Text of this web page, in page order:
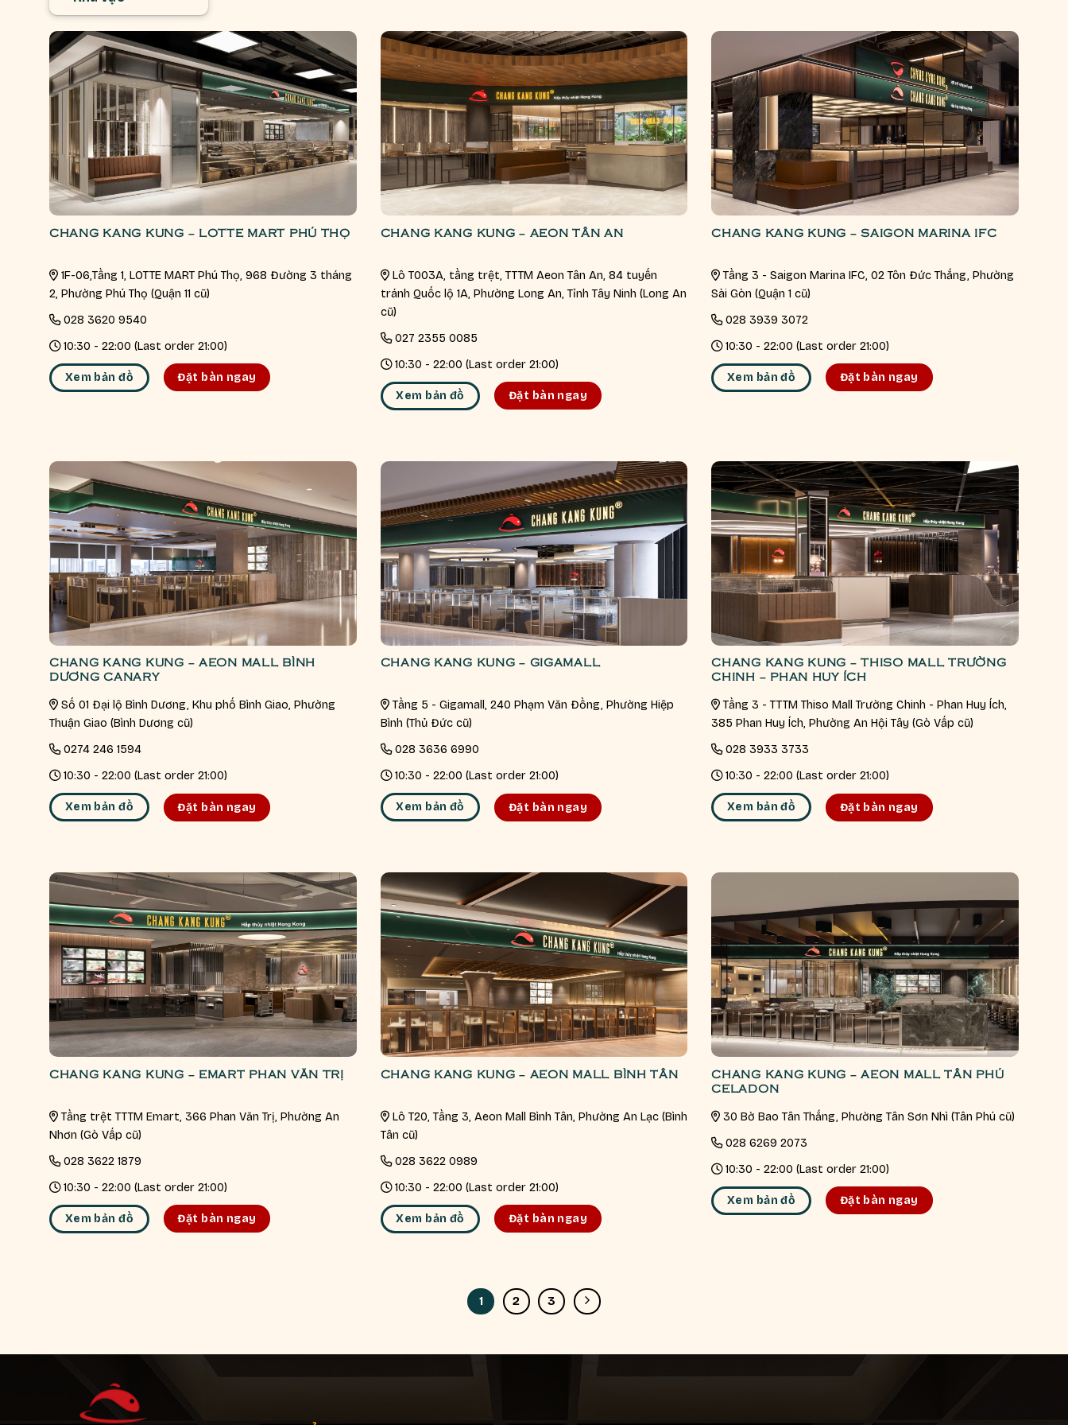
CHANG KANG KUNG – LOTTE MART PHÚ THỌ
1F-06,Tầng 1, LOTTE MART Phú Thọ, 968 Đường 3 tháng
2, Phường Phú Thọ (Quận 11 cũ)
028 3620 9540
10:30 - 22:00 (Last order 21:00)
Xem bản đồ Đặt bàn ngay
CHANG KANG KUNG – AEON TÂN AN
Lô T003A, tầng trệt, TTTM Aeon Tân An, 84 tuyến
tránh Quốc lộ 1A, Phường Long An, Tỉnh Tây Ninh (Long An
cũ)
027 2355 0085
10:30 - 22:00 (Last order 21:00)
Xem bản đồ Đặt bàn ngay
CHANG KANG KUNG – SAIGON MARINA IFC
Tầng 3 - Saigon Marina IFC, 02 Tôn Đức Thắng, Phường
Sài Gòn (Quận 1 cũ)
028 3939 3072
10:30 - 22:00 (Last order 21:00)
Xem bản đồ Đặt bàn ngay
CHANG KANG KUNG – AEON MALL BÌNH
DƯƠNG CANARY
Số 01 Đại lộ Bình Dương, Khu phố Bình Giao, Phường
Thuận Giao (Bình Dương cũ)
0274 246 1594
10:30 - 22:00 (Last order 21:00)
Xem bản đồ Đặt bàn ngay
CHANG KANG KUNG – GIGAMALL
Tầng 5 - Gigamall, 240 Phạm Văn Đồng, Phường Hiệp
Bình (Thủ Đức cũ)
028 3636 6990
10:30 - 22:00 (Last order 21:00)
Xem bản đồ Đặt bàn ngay
CHANG KANG KUNG – THISO MALL TRƯỜNG
CHINH – PHAN HUY ÍCH
Tầng 3 - TTTM Thiso Mall Trường Chinh - Phan Huy Ích,
385 Phan Huy Ích, Phường An Hội Tây (Gò Vấp cũ)
028 3933 3733
10:30 - 22:00 (Last order 21:00)
Xem bản đồ Đặt bàn ngay
CHANG KANG KUNG – EMART PHAN VĂN TRỊ
Tầng trệt TTTM Emart, 366 Phan Văn Trị, Phường An
Nhơn (Gò Vấp cũ)
028 3622 1879
10:30 - 22:00 (Last order 21:00)
Xem bản đồ Đặt bàn ngay
CHANG KANG KUNG – AEON MALL BÌNH TÂN
Lô T20, Tầng 3, Aeon Mall Bình Tân, Phường An Lạc (Bình
Tân cũ)
028 3622 0989
10:30 - 22:00 (Last order 21:00)
Xem bản đồ Đặt bàn ngay
CHANG KANG KUNG – AEON MALL TÂN PHÚ
CELADON
30 Bờ Bao Tân Thắng, Phường Tân Sơn Nhì (Tân Phú cũ)
028 6269 2073
10:30 - 22:00 (Last order 21:00)
Xem bản đồ Đặt bàn ngay
1 2 3